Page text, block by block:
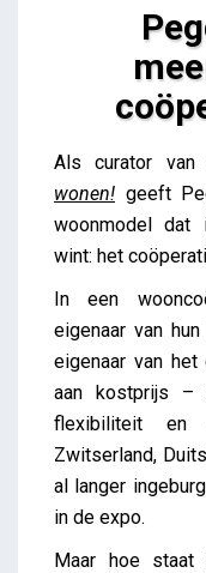
Peggy Totté:
Lieve
Als curator van
wonen! geeft
woonmodel dat
wint: het
In een
eigenaar van
eigenaar van
aan kostprijs –
flexibiliteit en
Zwitserland,
al langer
in de expo.
Maar hoe